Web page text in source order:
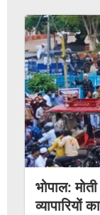
भोपाल:
व्यापारियों